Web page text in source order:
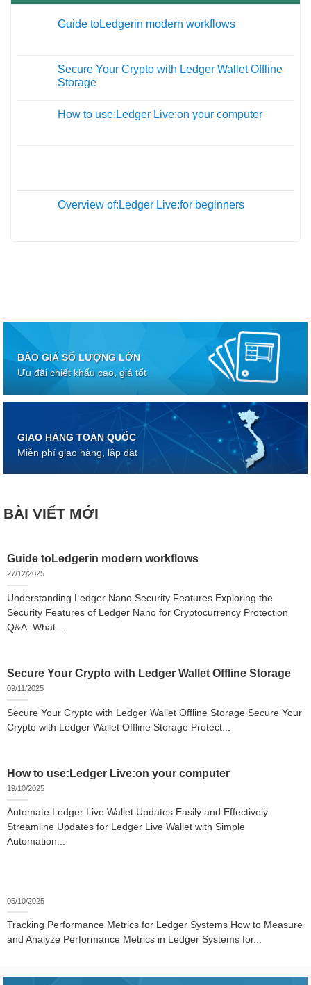
Guide toLedgerin modern workflows
Secure Your Crypto with Ledger Wallet Offline
Storage
How to use:Ledger Live:on your computer
Overview of:Ledger Live:for beginners
BÁO GIÁ SỐ LƯỢNG LỚN
Ưu đãi chiết khấu cao, giá tốt
GIAO HÀNG TOÀN QUỐC
Miễn phí giao hàng, lắp đặt
BÀI VIẾT MỚI
Guide toLedgerin modern workflows
27/12/2025
Understanding Ledger Nano Security Features Exploring the
Security Features of Ledger Nano for Cryptocurrency Protection
Q&A: What...
Secure Your Crypto with Ledger Wallet Offline Storage
09/11/2025
Secure Your Crypto with Ledger Wallet Offline Storage Secure Your
Crypto with Ledger Wallet Offline Storage Protect...
How to use:Ledger Live:on your computer
19/10/2025
Automate Ledger Live Wallet Updates Easily and Effectively
Streamline Updates for Ledger Live Wallet with Simple
Automation...
05/10/2025
Tracking Performance Metrics for Ledger Systems How to Measure
and Analyze Performance Metrics in Ledger Systems for...